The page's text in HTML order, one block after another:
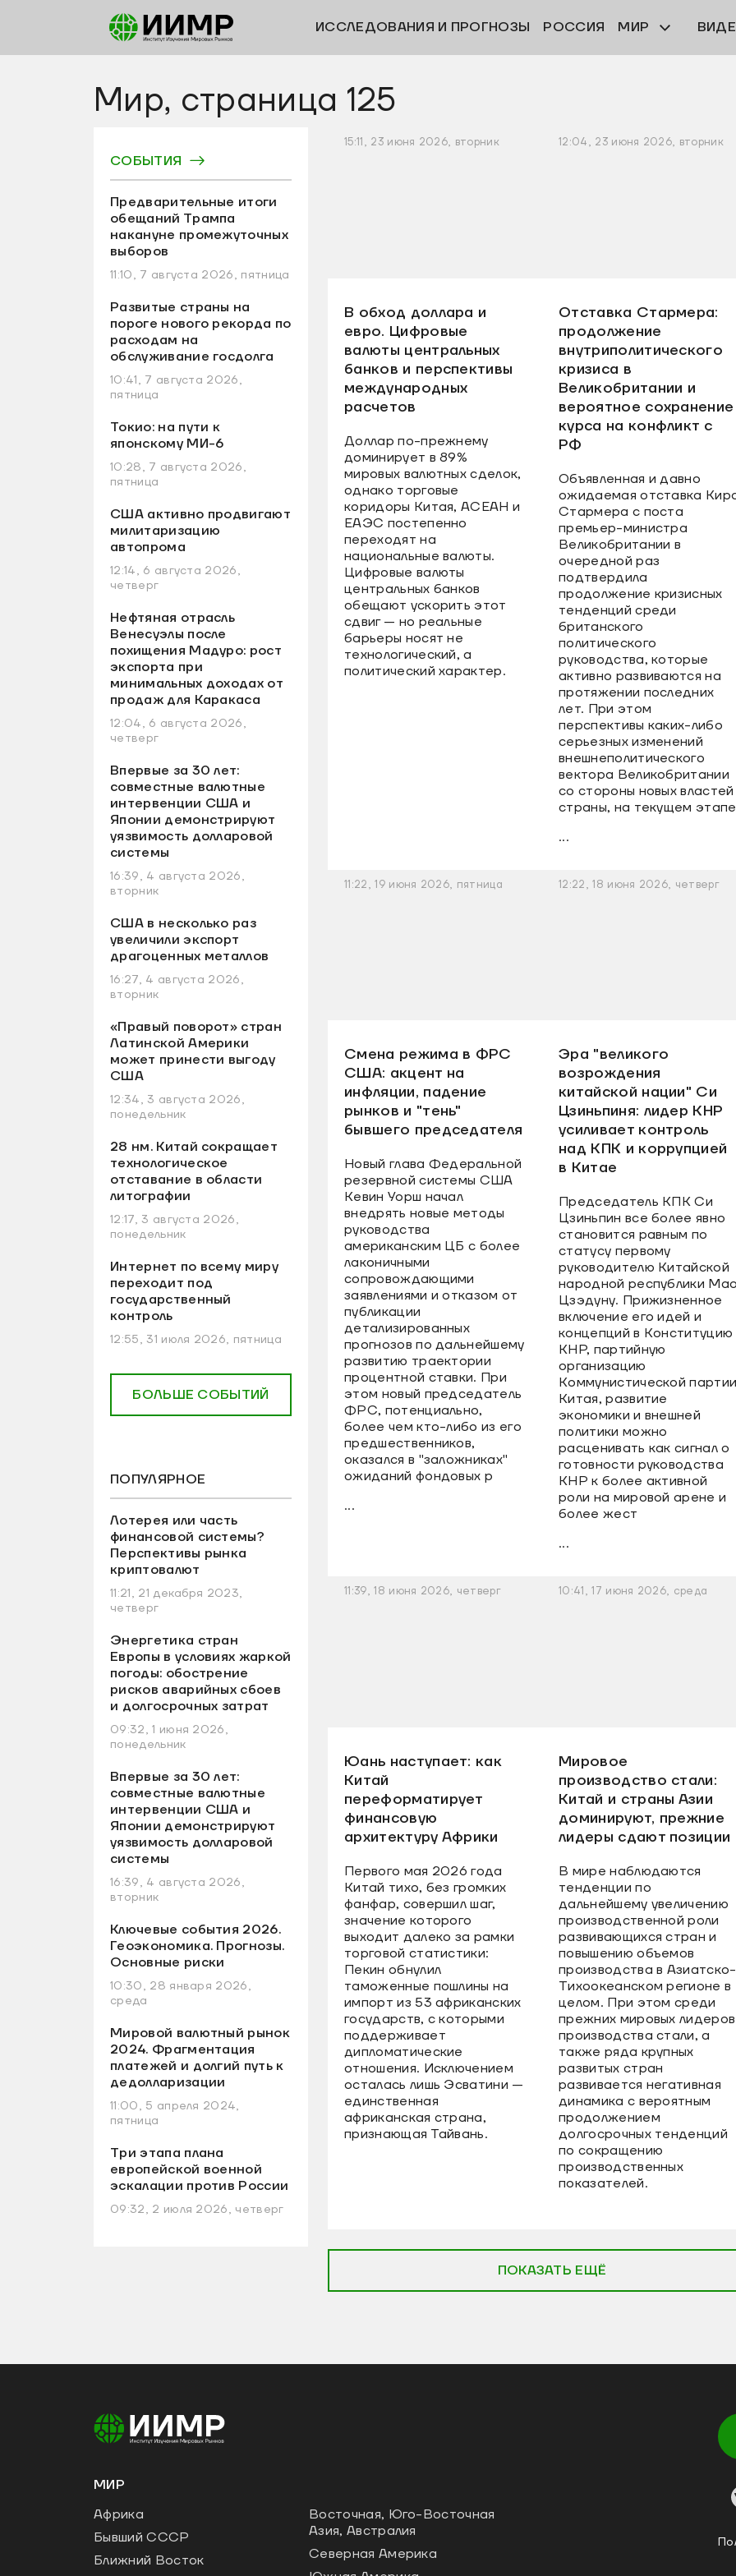
ИССЛЕДОВАНИЯ И ПРОГНОЗЫ РОССИЯ МИР
Мир, страница 125
15:11, 23 июня 2026, вторник
В обход доллара и
евро. Цифровые
валюты центральных
банков и перспективы
международных
расчетов
Доллар по-прежнему
доминирует в 89%
мировых валютных сделок,
однако торговые
коридоры Китая, АСЕАН и
ЕАЭС постепенно
переходят на
национальные валюты.
Цифровые валюты
центральных банков
обещают ускорить этот
сдвиг — но реальные
барьеры носят не
технологический, а
политический характер.
12:04, 23 июня 2026, вторник
Отставка Стармера:
продолжение
внутриполитического
кризиса в
Великобритании и
вероятное сохранение
курса на конфликт с
РФ
Объявленная и давно
ожидаемая отставка
Стармера с поста
премьер-министра
Великобритании в
очередной раз
подтвердила
продолжение кризисных
тенденций среди
британского
политического
руководства, которые
активно развиваются на
протяжении последних
лет. При этом
перспективы каких-либо
серьезных изменений
внешнеполитического
вектора Великобритании
со стороны новых властей
страны, на текущем этапе
...
11:22, 19 июня 2026, пятница
Смена режима в ФРС
США: акцент на
инфляции, падение
рынков и "тень"
бывшего председателя
Новый глава Федеральной
резервной системы США
Кевин Уорш начал
внедрять новые методы
руководства
американским ЦБ с более
лаконичными
сопровождающими
заявлениями и отказом от
публикации
детализированных
прогнозов по дальнейшему
развитию траектории
процентной ставки. При
этом новый председатель
ФРС, потенциально,
более чем кто-либо из его
предшественников,
оказался в "заложниках"
ожиданий фондовых р
...
12:22, 18 июня 2026, четверг
Эра "великого
возрождения
китайской нации" Си
Цзиньпиня: лидер КНР
усиливает контроль
над КПК и коррупцией
в Китае
Председатель КПК Си
Цзиньпин все более явно
становится равным по
статусу первому
руководителю Китайской
народной республики
Цзэдуну. Прижизненное
включение его идей и
концепций в Конституцию
КНР, партийную
организацию
Коммунистической
Китая, развитие
экономики и внешней
политики можно
расценивать как сигнал о
готовности руководства
КНР к более активной
роли на мировой арене и
более жест
...
11:39, 18 июня 2026, четверг
Юань наступает: как
Китай
переформатирует
финансовую
архитектуру Африки
Первого мая 2026 года
Китай тихо, без громких
фанфар, совершил шаг,
значение которого
выходит далеко за рамки
торговой статистики:
Пекин обнулил
таможенные пошлины на
импорт из 53 африканских
государств, с которыми
поддерживает
дипломатические
отношения. Исключением
осталась лишь Эсватини —
единственная
африканская страна,
признающая Тайвань.
10:41, 17 июня 2026, среда
Мировое
производство стали:
Китай и страны Азии
доминируют, прежние
лидеры сдают позиции
В мире наблюдаются
тенденции по
дальнейшему увеличению
производственной роли
развивающихся стран и
повышению объемов
производства в Азиатско-
Тихоокеанском регионе в
целом. При этом среди
прежних мировых лидеров
производства стали, а
также ряда крупных
развитых стран
развивается негативная
динамика с вероятным
продолжением
долгосрочных тенденций
по сокращению
производственных
показателей.
ПОКАЗАТЬ ЕЩЁ
СОБЫТИЯ
Предварительные итоги
обещаний Трампа
накануне промежуточных
выборов
11:10, 7 августа 2026, пятница
Развитые страны на
пороге нового рекорда по
расходам на
обслуживание госдолга
10:41, 7 августа 2026,
пятница
Токио: на пути к
японскому МИ-6
10:28, 7 августа 2026,
пятница
США активно продвигают
милитаризацию
автопрома
12:14, 6 августа 2026,
четверг
Нефтяная отрасль
Венесуэлы после
похищения Мадуро: рост
экспорта при
минимальных доходах от
продаж для Каракаса
12:04, 6 августа 2026,
четверг
Впервые за 30 лет:
совместные валютные
интервенции США и
Японии демонстрируют
уязвимость долларовой
системы
16:39, 4 августа 2026,
вторник
США в несколько раз
увеличили экспорт
драгоценных металлов
16:27, 4 августа 2026,
вторник
«Правый поворот» стран
Латинской Америки
может принести выгоду
США
12:34, 3 августа 2026,
понедельник
28 нм. Китай сокращает
технологическое
отставание в области
литографии
12:17, 3 августа 2026,
понедельник
Интернет по всему миру
переходит под
государственный
контроль
12:55, 31 июля 2026, пятница
БОЛЬШЕ СОБЫТИЙ
ПОПУЛЯРНОЕ
Лотерея или часть
финансовой системы?
Перспективы рынка
криптовалют
11:21, 21 декабря 2023,
четверг
Энергетика стран
Европы в условиях жаркой
погоды: обострение
рисков аварийных сбоев
и долгосрочных затрат
09:32, 1 июня 2026,
понедельник
Впервые за 30 лет:
совместные валютные
интервенции США и
Японии демонстрируют
уязвимость долларовой
системы
16:39, 4 августа 2026,
вторник
Ключевые события 2026.
Геоэкономика. Прогнозы.
Основные риски
10:30, 28 января 2026,
среда
Мировой валютный рынок
2024. Фрагментация
платежей и долгий путь к
дедолларизации
11:00, 5 апреля 2024,
пятница
Три этапа плана
европейской военной
эскалации против России
09:32, 2 июля 2026, четверг
МИР
Африка
Бывший СССР
Ближний Восток
Восточная, Юго-Восточная
Азия, Австралия
Северная Америка